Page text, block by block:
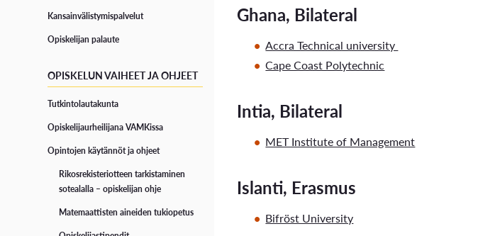
Kansainvälistymispalvelut
Opiskelijan palaute
OPISKELUN VAIHEET JA OHJEET
Tutkintolautakunta
Opiskelijaurheilijana VAMKissa
Opintojen käytännöt ja ohjeet
Rikosrekisteriotteen tarkistaminen
sotealalla – opiskelijan ohje
Matemaattisten aineiden tukiopetus
Ghana, Bilateral
Accra Technical university
Cape Coast Polytechnic
Intia, Bilateral
MET Institute of Management
Islanti, Erasmus
Bifröst University